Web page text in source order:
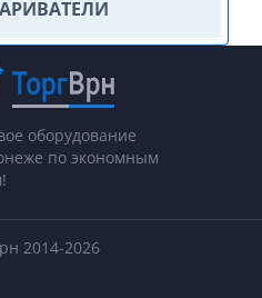
оборудование
по экономным
2014-2026